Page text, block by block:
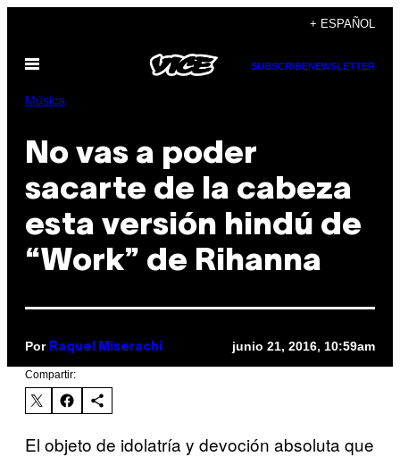
contenido
+ ESPAÑOL
Abrir
SUBSCRIBENEWSLETTER
Música
No vas a poder
sacarte de la cabeza
esta versión hindú de
“Work” de Rihanna
Por Raquel Miserachi junio 21, 2016, 10:59am
Compartir:
El objeto de idolatría y devoción absoluta que